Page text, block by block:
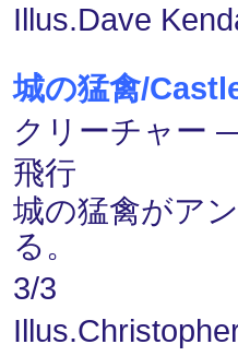
Illus.Dave
城の猛禽/
クリーチャー
飛行
城の猛禽がア
る。
3/3